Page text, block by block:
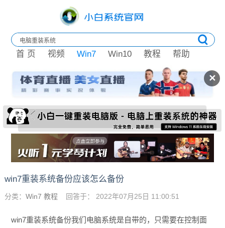
✕
首 页 视频 Win7 Win10 教程 帮助
win7重装系统备份应该怎么备份
分类： Win7 教程 回答于： 2022年07月25日 11:00:51
win7重装系统备份我们电脑系统是自带的，只需要在控制面